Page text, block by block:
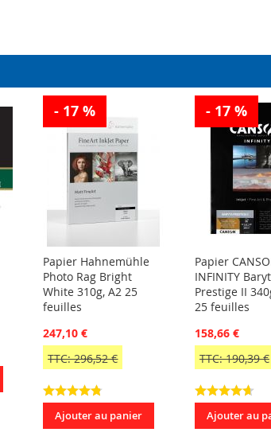
- 17 %
Papier Hahnemühle
Photo Rag Bright
White 310g, A2 25
feuilles
247,10 €
TTC: 296,52 €
Ajouter au panier
- 17 %
Papier
INFINITY
Prestige II
25 feuilles
158,66 €
TTC: 190,39 €
Ajouter au